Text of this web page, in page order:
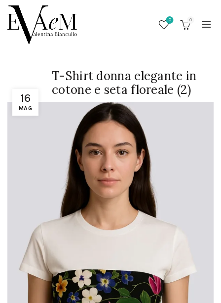
0 0
16
MAG
T-Shirt donna elegante in
cotone e seta floreale (2)